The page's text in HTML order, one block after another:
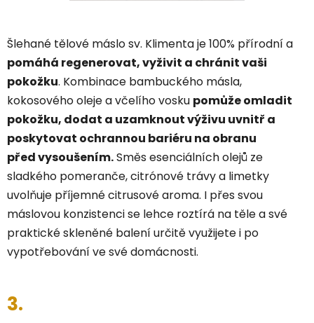
Šlehané tělové máslo sv. Klimenta je 100% přírodní a
pomáhá regenerovat, vyživit a chránit vaši
pokožku. Kombinace bambuckého másla,
kokosového oleje a včelího vosku pomůže omladit
pokožku, dodat a uzamknout výživu uvnitř a
poskytovat ochrannou bariéru na obranu
před vysoušením.Směs esenciálních olejů ze
sladkého pomeranče, citrónové trávy a limetky
uvolňuje příjemné citrusové aroma. I přes svou
máslovou konzistenci se lehce roztírá na těle a své
praktické skleněné balení určitě využijete i po
vypotřebování ve své domácnosti.
3.